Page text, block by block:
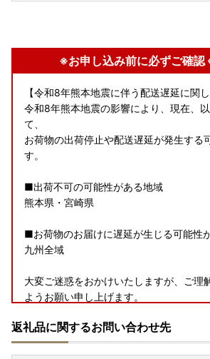
※お申し込み前に必ずご確認
【令和8年熊本地震に伴う配送遅延に関し
令和8年熊本地震の影響により、現在、
て、
お荷物の出荷停止や配送遅延が発生する
す。
■出荷不可の可能性がある地域
熊本県・宮崎県
■お荷物のお届けに遅延が生じる可能性
九州全域
大変ご迷惑をおかけいたしますが、ご理
ようお願い申し上げます。
【8月8日～8月16日の返礼品発送等スケ
せ】
返礼品に関するお問い合わせ先